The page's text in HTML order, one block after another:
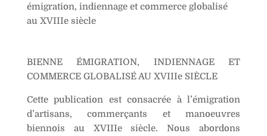
et
commerce
XVIIIe
siècle
i
émigration, indiennage et commerce globalisé
au XVIIIe siècle
BIENNE ÉMIGRATION, INDIENNAGE ET
COMMERCE GLOBALISÉ AU XVIIIe SIÈCLE
Cette publication est consacrée à l’émigration
d’artisans, commerçants et manoeuvres
biennois au XVIIIe siècle. Nous abordons